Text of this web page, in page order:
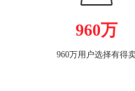
960万
960万用户选择有得